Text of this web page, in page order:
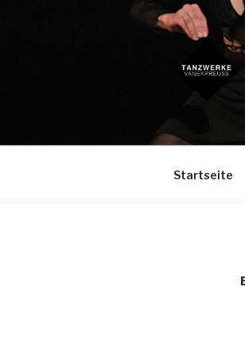
Startseite